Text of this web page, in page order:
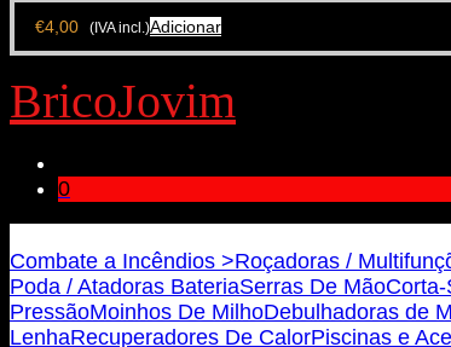
€4,00 (IVA incl.)Adicionar
BricoJovim
0
Combate a Incêndios >Roçadoras /
Poda / Atadoras BateriaSerras De Mão
PressãoMoinhos De MilhoDebulhadoras de
LenhaRecuperadores De CalorPiscinas e